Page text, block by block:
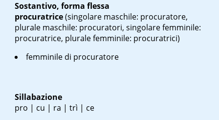
Sostantivo, forma flessa
procuratrice(singolare maschile: procuratore,
plurale maschile: procuratori, singolare femminile:
procuratrice, plurale femminile: procuratrici)
femminile di procuratore
Sillabazione
pro | cu | ra | trì | ce